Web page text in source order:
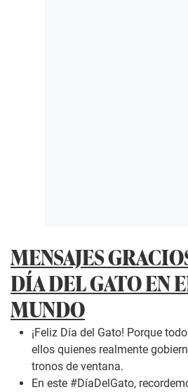
MENSAJES
DÍA DEL GATO EN
MUNDO
¡Feliz Día del Gato! Porque
ellos quienes realmente
tronos de ventana.
En este #DíaDelGato,